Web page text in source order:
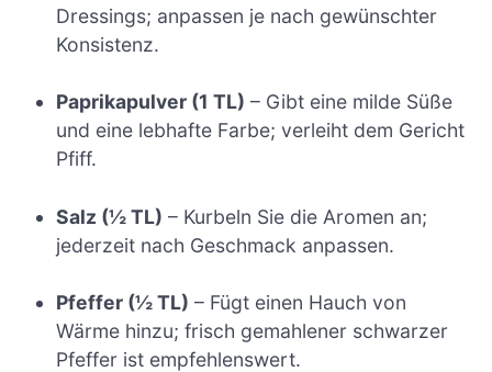
Dressings; anpassen je nach gewünschter
Konsistenz.
Paprikapulver (1 TL) – Gibt eine milde Süße
und eine lebhafte Farbe; verleiht dem Gericht
Pfiff.
Salz (½ TL) – Kurbeln Sie die Aromen an;
jederzeit nach Geschmack anpassen.
Pfeffer (½ TL) – Fügt einen Hauch von
Wärme hinzu; frisch gemahlener schwarzer
Pfeffer ist empfehlenswert.